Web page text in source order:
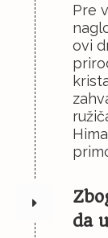
Pre
ovi
da